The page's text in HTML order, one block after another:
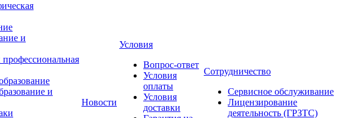
и
и
Новости
Условия
Вопрос-ответ
Условия
оплаты
Условия
доставки
Сотрудничество
Сервисное обслуживание
Лицензирование
деятельность (ГРЗТС)